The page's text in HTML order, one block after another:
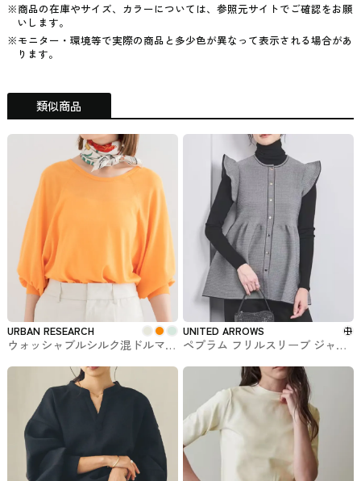
※商品の在庫やサイズ、カラーについては、参照元サイトでご確認をお願
いします。
※モニター・環境等で実際の商品と多少色が異なって表示される場合があ
ります。
類似商品
URBAN RESEARCH
ウォッシャブルシルク混ドルマン
できるROSSO
UNITED ARROWS
ペプラム フリルスリーブ ジャカ
ARROWS #トップス